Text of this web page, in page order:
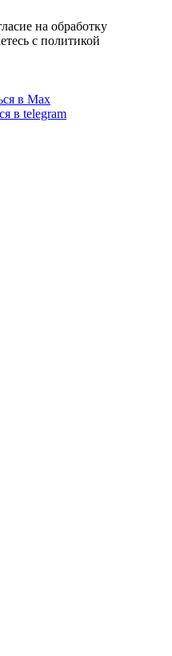
на обработку
c политикой